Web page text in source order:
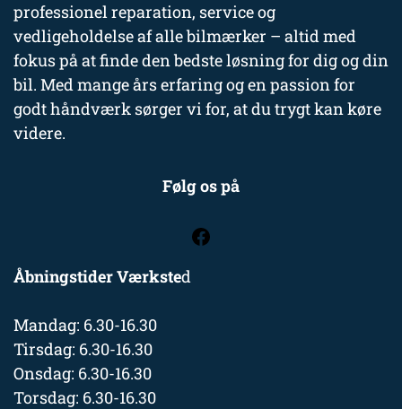
professionel reparation, service og
vedligeholdelse af alle bilmærker – altid med
fokus på at finde den bedste løsning for dig og din
bil. Med mange års erfaring og en passion for
godt håndværk sørger vi for, at du trygt kan køre
videre.
Følg os på
Åbningstider Værksted
Mandag: 6.30-16.30
Tirsdag: 6.30-16.30
Onsdag: 6.30-16.30
Torsdag: 6.30-16.30